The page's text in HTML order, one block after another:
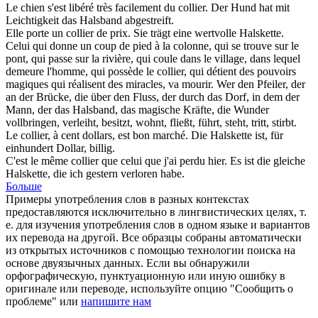
Le chien s'est libéré très facilement du collier. Der Hund hat mit
Leichtigkeit das Halsband abgestreift.
Elle porte un collierde prix. Sie trägt eine wertvolle Halskette.
Celui qui donne un coup de pied à la colonne, qui se trouve sur le
pont, qui passe sur la rivière, qui coule dans le village, dans lequel
demeure l'homme, qui possède le collier, qui détient des pouvoirs
magiques qui réalisent des miracles, va mourir. Wer den Pfeiler, der
an der Brücke, die über den Fluss, der durch das Dorf, in dem der
Mann, der das Halsband, das magische Kräfte, die Wunder
vollbringen, verleiht, besitzt, wohnt, fließt, führt, steht, tritt, stirbt.
Le collier, à cent dollars, est bon marché. Die Halskette ist, für
einhundert Dollar, billig.
C'est le même collierque celui que j'ai perdu hier. Es ist die gleiche
Halskette, die ich gestern verloren habe.
Больше
Примеры употребления слов в разных контекстах
предоставляются исключительно в лингвистических целях, т.
е. для изучения употребления слов в одном языке и вариантов
их перевода на другой. Все образцы собраны автоматически
из открытых источников с помощью технологии поиска на
основе двуязычных данных. Если вы обнаружили
орфографическую, пунктуационную или иную ошибку в
оригинале или переводе, используйте опцию "Сообщить о
проблеме" или напишите нам